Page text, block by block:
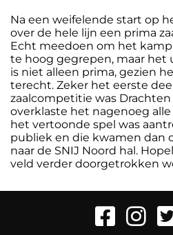
Na een weifelende start op
over de hele lijn een prima
Echt meedoen om het
te hoog gegrepen, maar het
is niet alleen prima, gezien
terecht. Zeker het eerste
zaalcompetitie was
overklaste het nagenoeg
het vertoonde spel was
publiek en die kwamen dan
naar de SNIJ Noord hal.
veld verder doorgetrokken